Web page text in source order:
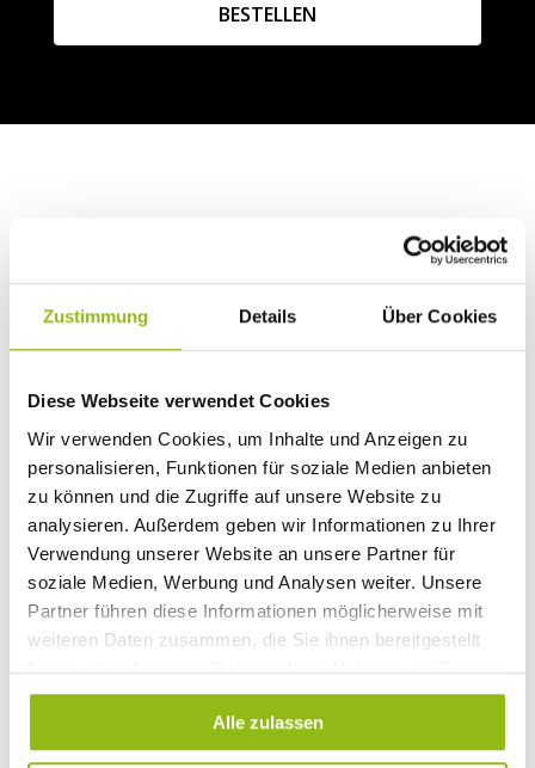
Zustimmung Details Über Cookies
Diese Webseite verwendet Cookies
Wir verwenden Cookies, um Inhalte und Anzeigen zu
personalisieren, Funktionen für soziale Medien anbieten
zu können und die Zugriffe auf unsere Website zu
analysieren. Außerdem geben wir Informationen zu Ihrer
Verwendung unserer Website an unsere Partner für
soziale Medien, Werbung und Analysen weiter. Unsere
Partner führen diese Informationen möglicherweise mit
weiteren Daten zusammen, die Sie ihnen bereitgestellt
haben oder die sie im Rahmen Ihrer Nutzung der Dienste
gesammelt haben.
Alle zulassen
BESTELLEN
Hersteller Verkaufsbezeichnung Typ
Hersteller Verkaufsbezeichnung
Citroen Citroen Jumper (III)
Citroen
Citroen Jumper (III)
Y,
Fiat
Fiat Ducato (III)
Fiat
Fiat Ducato (III)
250,
250L
Peugeot
Peugeot Boxer (III)
Y,